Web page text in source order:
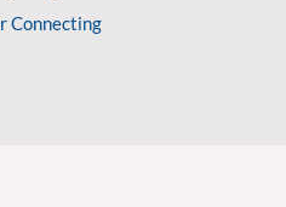
Connecting